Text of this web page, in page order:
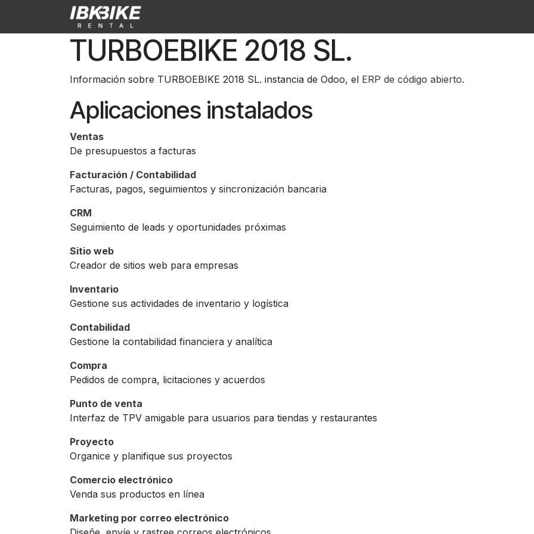
TURBOEBIKE 2018 SL.
Información sobre TURBOEBIKE 2018 SL. instancia de Odoo, el ERP de código abierto.
Aplicaciones instalados
Ventas
De presupuestos a facturas
Facturación / Contabilidad
Facturas, pagos, seguimientos y sincronización bancaria
CRM
Seguimiento de leads y oportunidades próximas
Sitio web
Creador de sitios web para empresas
Inventario
Gestione sus actividades de inventario y logística
Contabilidad
Gestione la contabilidad financiera y analítica
Compra
Pedidos de compra, licitaciones y acuerdos
Punto de venta
Interfaz de TPV amigable para usuarios para tiendas y restaurantes
Proyecto
Organice y planifique sus proyectos
Comercio electrónico
Venda sus productos en línea
Marketing por correo electrónico